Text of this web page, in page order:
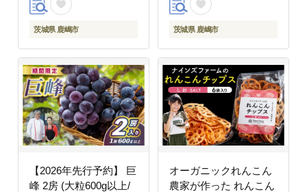
円以内】（KDO-1）
茨城県 鹿嶋市
モン 豚バラ 食べ比べ
茨城県 鹿嶋市
【2026年先行予約】 巨
峰 2房 (大粒600g以上/
オーガニックれんこん
農家が作った れんこん